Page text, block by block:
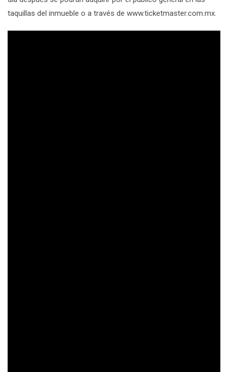
taquillas del inmueble o a través de www.ticketmaster.com.mx.